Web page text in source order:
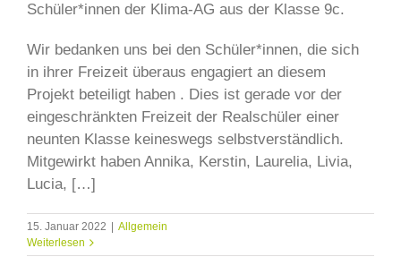
Schüler*innen der Klima-AG aus der Klasse 9c.
Wir bedanken uns bei den Schüler*innen, die sich
in ihrer Freizeit überaus engagiert an diesem
Projekt beteiligt haben . Dies ist gerade vor der
eingeschränkten Freizeit der Realschüler einer
neunten Klasse keineswegs selbstverständlich.
Mitgewirkt haben Annika, Kerstin, Laurelia, Livia,
Lucia, […]
15. Januar 2022
Allgemein
Weiterlesen